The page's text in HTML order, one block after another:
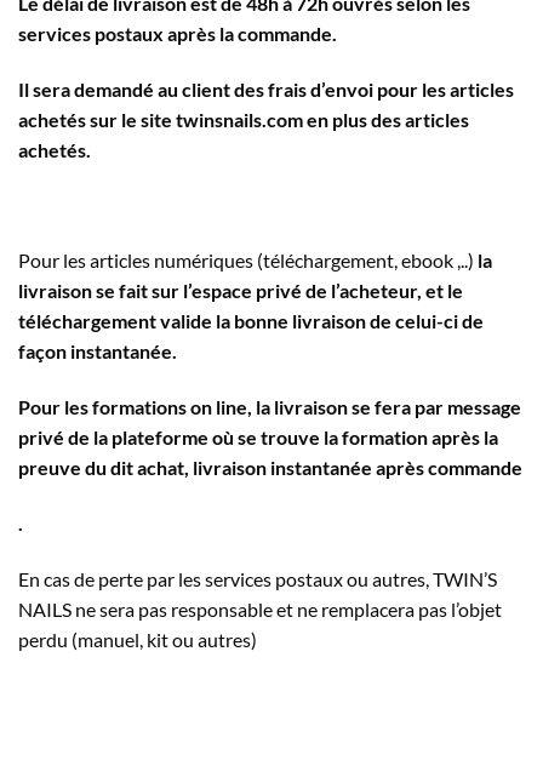
services postaux après la commande.
Il sera demandé au client des frais d’envoi pour les articles
achetés sur le site twinsnails.com en plus des articles
achetés.
Pour les articles numériques (téléchargement, ebook ,..) la
livraison se fait sur l’espace privé de l’acheteur, et le
téléchargement valide la bonne livraison de celui-ci de
façon instantanée.
Pour les formations on line, la livraison se fera par message
privé de la plateforme où se trouve la formation après la
preuve du dit achat, livraison instantanée après commande
.
En cas de perte par les services postaux ou autres,TWIN’S
NAILS ne sera pas responsable et ne remplacera pas l’objet
perdu (manuel, kit ou autres)